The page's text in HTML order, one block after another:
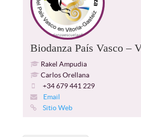
Biodanza País Vasco –
Rakel Ampudia
Carlos Orellana
+34 679 441 229
Email
Sitio Web